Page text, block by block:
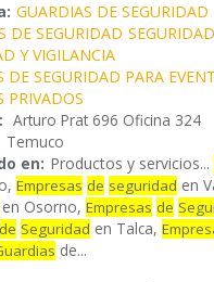
GUARDIAS DE SEGURIDAD
DE SEGURIDAD
Y VIGILANCIA
DE SEGURIDAD PARA
PRIVADOS
Arturo Prat 696 Oficina 324
Temuco
en: Productos y servicios...
Empresas de seguridad en
en Osorno, Empresas de
de Seguridad en Talca,
de...